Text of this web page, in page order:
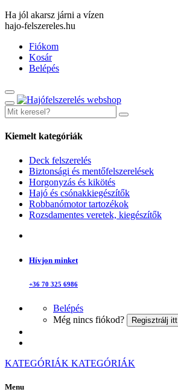
Ha jól akarsz járni a vízen
hajo-felszereles.hu
Fiókom
Kosár
Belépés
Kiemelt kategóriák
Deck felszerelés
Biztonsági és mentőfelszerelések
Horgonyzás és kikötés
Hajó és csónakkiegészítők
Robbanómotor tartozékok
Rozsdamentes veretek, kiegészítők
Hívjon minket
+36 70 325 6986
Belépés
Még nincs fiókod?
Regisztrálj itt.
KATEGÓRIÁK KATEGÓRIÁK
Menu